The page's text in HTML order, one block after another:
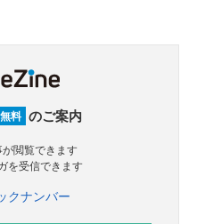
無料 のご案内
が閲覧できます
を受信できます
クナンバー